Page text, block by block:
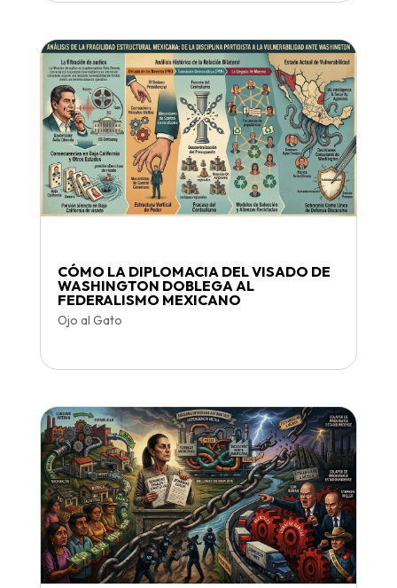
CÓMO LA DIPLOMACIA DEL VISADO DE
WASHINGTON DOBLEGA AL
FEDERALISMO MEXICANO
Ojo al Gato